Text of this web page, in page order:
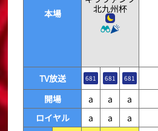
本場
北九州杯
TV放送 681 681 681
開場 a a
a
ロイヤル
a a a